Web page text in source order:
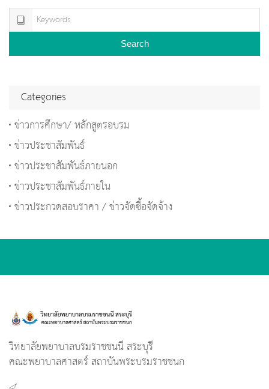
Search
Categories
ข่าวการศึกษา/ หลักสูตรอบรม
ข่าวประชาสัมพันธ์
ข่าวประชาสัมพันธ์ภายนอก
ข่าวประชาสัมพันธ์ภายใน
ข่าวประกวดสอบราคา / ข่าวจัดซื้อจัดจ้าง
วิทยาลัยพยาบาลบรมราชชนนี สระบุรี
คณะพยาบาลศาสตร์ สถาบันพระบรมราชชนก